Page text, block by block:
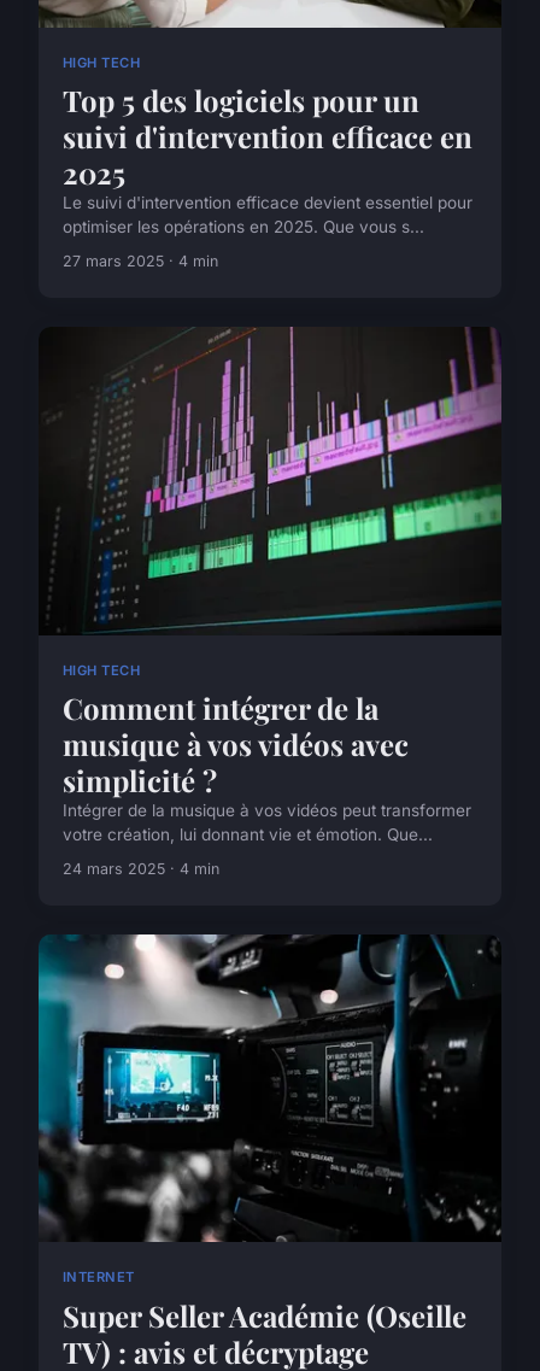
HIGH TECH
Top 5 des logiciels pour un
suivi d'intervention efficace en
2025
Le suivi d'intervention efficace devient essentiel pour
optimiser les opérations en 2025. Que vous s...
27 mars 2025 · 4 min
HIGH TECH
Comment intégrer de la
musique à vos vidéos avec
simplicité ?
Intégrer de la musique à vos vidéos peut transformer
votre création, lui donnant vie et émotion. Que...
24 mars 2025 · 4 min
INTERNET
Super Seller Académie (Oseille
TV) : avis et décryptage